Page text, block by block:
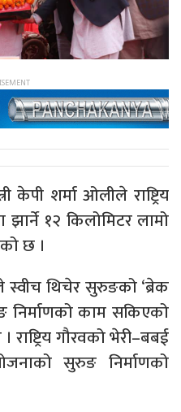
केपी शर्मा ओलीले राष्ट्रिय
झार्ने १२ किलोमिटर लामो
छ ।
स्वीच थिचेर सुरुङको ‘ब्रेक
काम सकिएको
गौरवको भेरी–बबई
सुरुङ निर्माणको